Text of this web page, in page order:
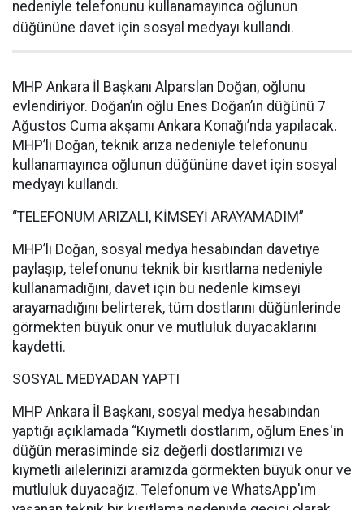
nedeniyle telefonunu kullanamayınca oğlunun
düğününe davet için sosyal medyayı kullandı.
MHP Ankara İl Başkanı Alparslan Doğan, oğlunu
evlendiriyor. Doğan’ın oğlu Enes Doğan’ın düğünü 7
Ağustos Cuma akşamı Ankara Konağı’nda yapılacak.
MHP’li Doğan, teknik arıza nedeniyle telefonunu
kullanamayınca oğlunun düğününe davet için sosyal
medyayı kullandı.
“TELEFONUM ARIZALI, KİMSEYİ ARAYAMADIM”
MHP’li Doğan, sosyal medya hesabından davetiye
paylaşıp, telefonunu teknik bir kısıtlama nedeniyle
kullanamadığını, davet için bu nedenle kimseyi
arayamadığını belirterek, tüm dostlarını düğünlerinde
görmekten büyük onur ve mutluluk duyacaklarını
kaydetti.
SOSYAL MEDYADAN YAPTI
MHP Ankara İl Başkanı, sosyal medya hesabından
yaptığı açıklamada “Kıymetli dostlarım, oğlum Enes'in
düğün merasiminde siz değerli dostlarımızı ve
kıymetli ailelerinizi aramızda görmekten büyük onur ve
mutluluk duyacağız. Telefonum ve WhatsApp'ım